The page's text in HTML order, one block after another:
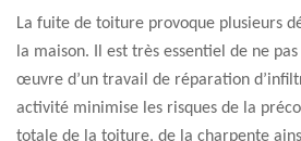
La fuite de toiture provoque plusieurs
la maison. Il est très essentiel de ne
œuvre d’un travail de réparation
activité minimise les risques de la
totale de la toiture, de la charpente